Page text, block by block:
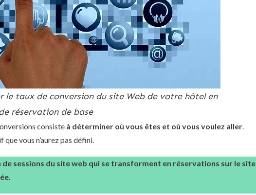
le taux de conversion du site Web de votre hôtel en
réservation de base
consiste à déterminer où vous êtes et où vous voulez aller.
vous n’aurez pas défini.
sessions du site web qui se transforment en réservations sur le site